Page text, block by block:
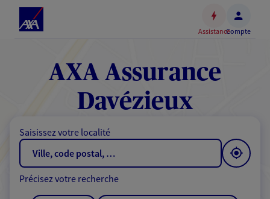
Accéder
contenu
principal
Accéder
au
de
AssistanceCompte
AXA Assurance
Davézieux
Saisissez votre localité
Précisez votre recherche